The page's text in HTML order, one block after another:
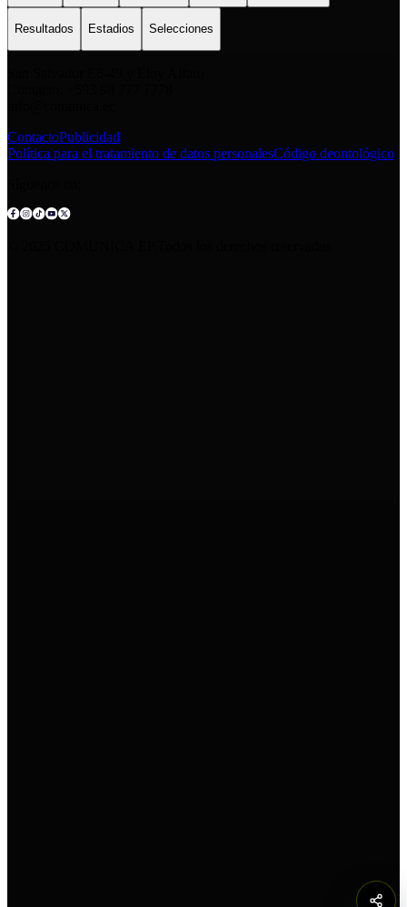
Resultados Estadios Selecciones
ContactoPublicidad
Política para el tratamiento de datos personalesCódigo deontológico